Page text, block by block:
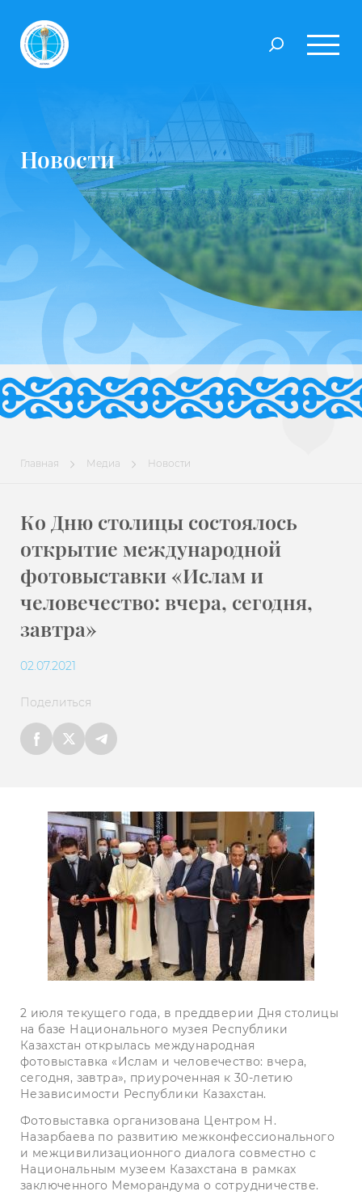
Новости
Главная Медиа Новости
Ко Дню столицы состоялось
открытие международной
фотовыставки «Ислам и
человечество: вчера, сегодня,
завтра»
02.07.2021
Поделиться
2 июля текущего года, в преддверии Дня столицы
на базе Национального музея Республики
Казахстан открылась международная
фотовыставка «Ислам и человечество: вчера,
сегодня, завтра», приуроченная к 30-летию
Независимости Республики Казахстан.
Фотовыставка организована Центром Н.
Назарбаева по развитию межконфессионального
и межцивилизационного диалога совместно с
Национальным музеем Казахстана в рамках
заключенного Меморандума о сотрудничестве.